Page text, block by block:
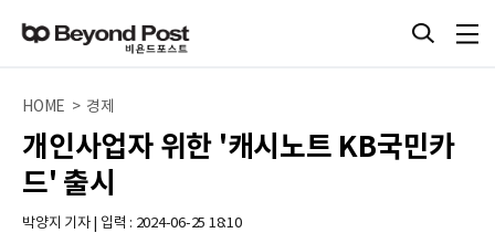
HOME > 경제
개인사업자 위한 '캐시노트 KB국민카
드' 출시
박양지 기자 | 입력 : 2024-06-25 18:10